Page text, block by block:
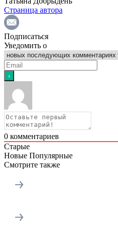
Страница автора
Подписаться
Уведомить о
0 комментариев
Старые
Новые Популярные
Смотрите также